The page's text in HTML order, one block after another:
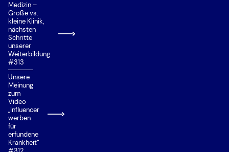
Medizin –
Große vs.
kleine Klinik,
nächsten
Schritte
unserer
Weiterbildung
#313
Unsere
Meinung
zum
Video
„Influencer
werben
für
erfundene
Krankheit“